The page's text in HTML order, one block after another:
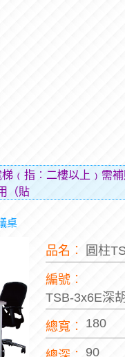
﹙指︰二樓以上﹚需
搬運人的
桌
品名︰ 圓柱
編號︰
TSB-3x6E深
總寬︰ 180
90